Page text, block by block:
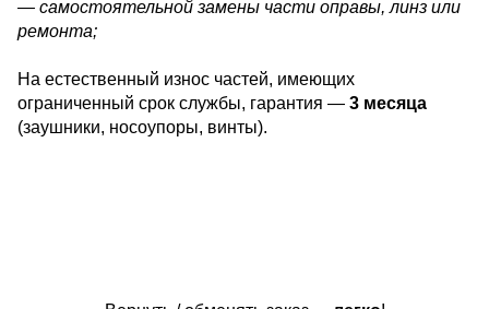
— самостоятельной замены части оправы, линз или
ремонта;
На естественный износ частей, имеющих
ограниченный срок службы, гарантия — 3 месяца
(заушники, носоупоры, винты).